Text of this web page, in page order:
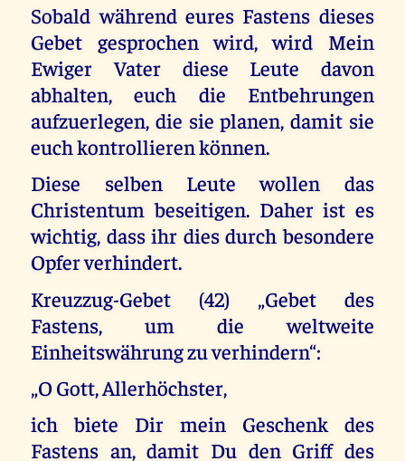
Sobald während eures Fastens dieses
Gebet gesprochen wird, wird Mein
Ewiger Vater diese Leute davon
abhalten, euch die Entbehrungen
aufzuerlegen, die sie planen, damit sie
euch kontrollieren können.
Diese selben Leute wollen das
Christentum beseitigen. Daher ist es
wichtig, dass ihr dies durch besondere
Opfer verhindert.
Kreuzzug-Gebet (42) „Gebet des
Fastens, um die weltweite
Einheitswährung zu verhindern“:
„O Gott, Allerhöchster,
ich biete Dir mein Geschenk des
Fastens an, damit Du den Griff des